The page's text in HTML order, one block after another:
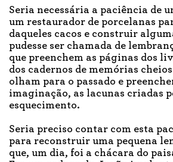
Seria necessária a paciência de
um restaurador de porcelanas
daqueles cacos e construir
pudesse ser chamada de
que preenchem as páginas dos
dos cadernos de memórias
olham para o passado e
imaginação, as lacunas criadas
esquecimento.
Seria preciso contar com esta
para reconstruir uma pequena
que, um dia, foi a chácara do